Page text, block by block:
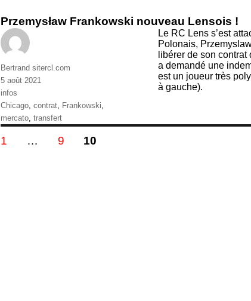
Przemysław Frankowski nouveau Lensois !
Le RC Lens s’est
Polonais,
libérer de son
a demandé une
est un joueur très
à gauche).
Auteur
Bertrand sitercl.com
Publié
le
5 août 2021
Catégories
infos
Étiquettes
Chicago contrat Frankowski
mercato transfert
Pagination
PAGE
1 … PAGE
9 PAGE
10